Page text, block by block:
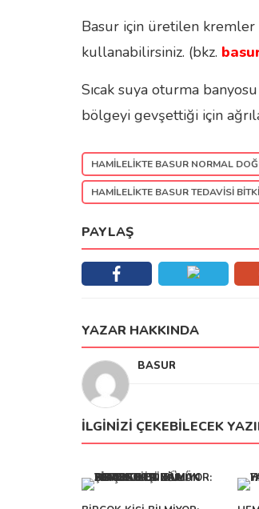
Basur için üretilen kremler
kullanabilirsiniz. (bkz.
Sıcak suya oturma
bölgeyi gevşettiği için
HAMILELIKTE BASUR NORMAL
HAMILELIKTE BASUR TEDAVISI
PAYLAŞ
YAZAR HAKKINDA
BASUR
İLGINIZI ÇEKEBILECEK